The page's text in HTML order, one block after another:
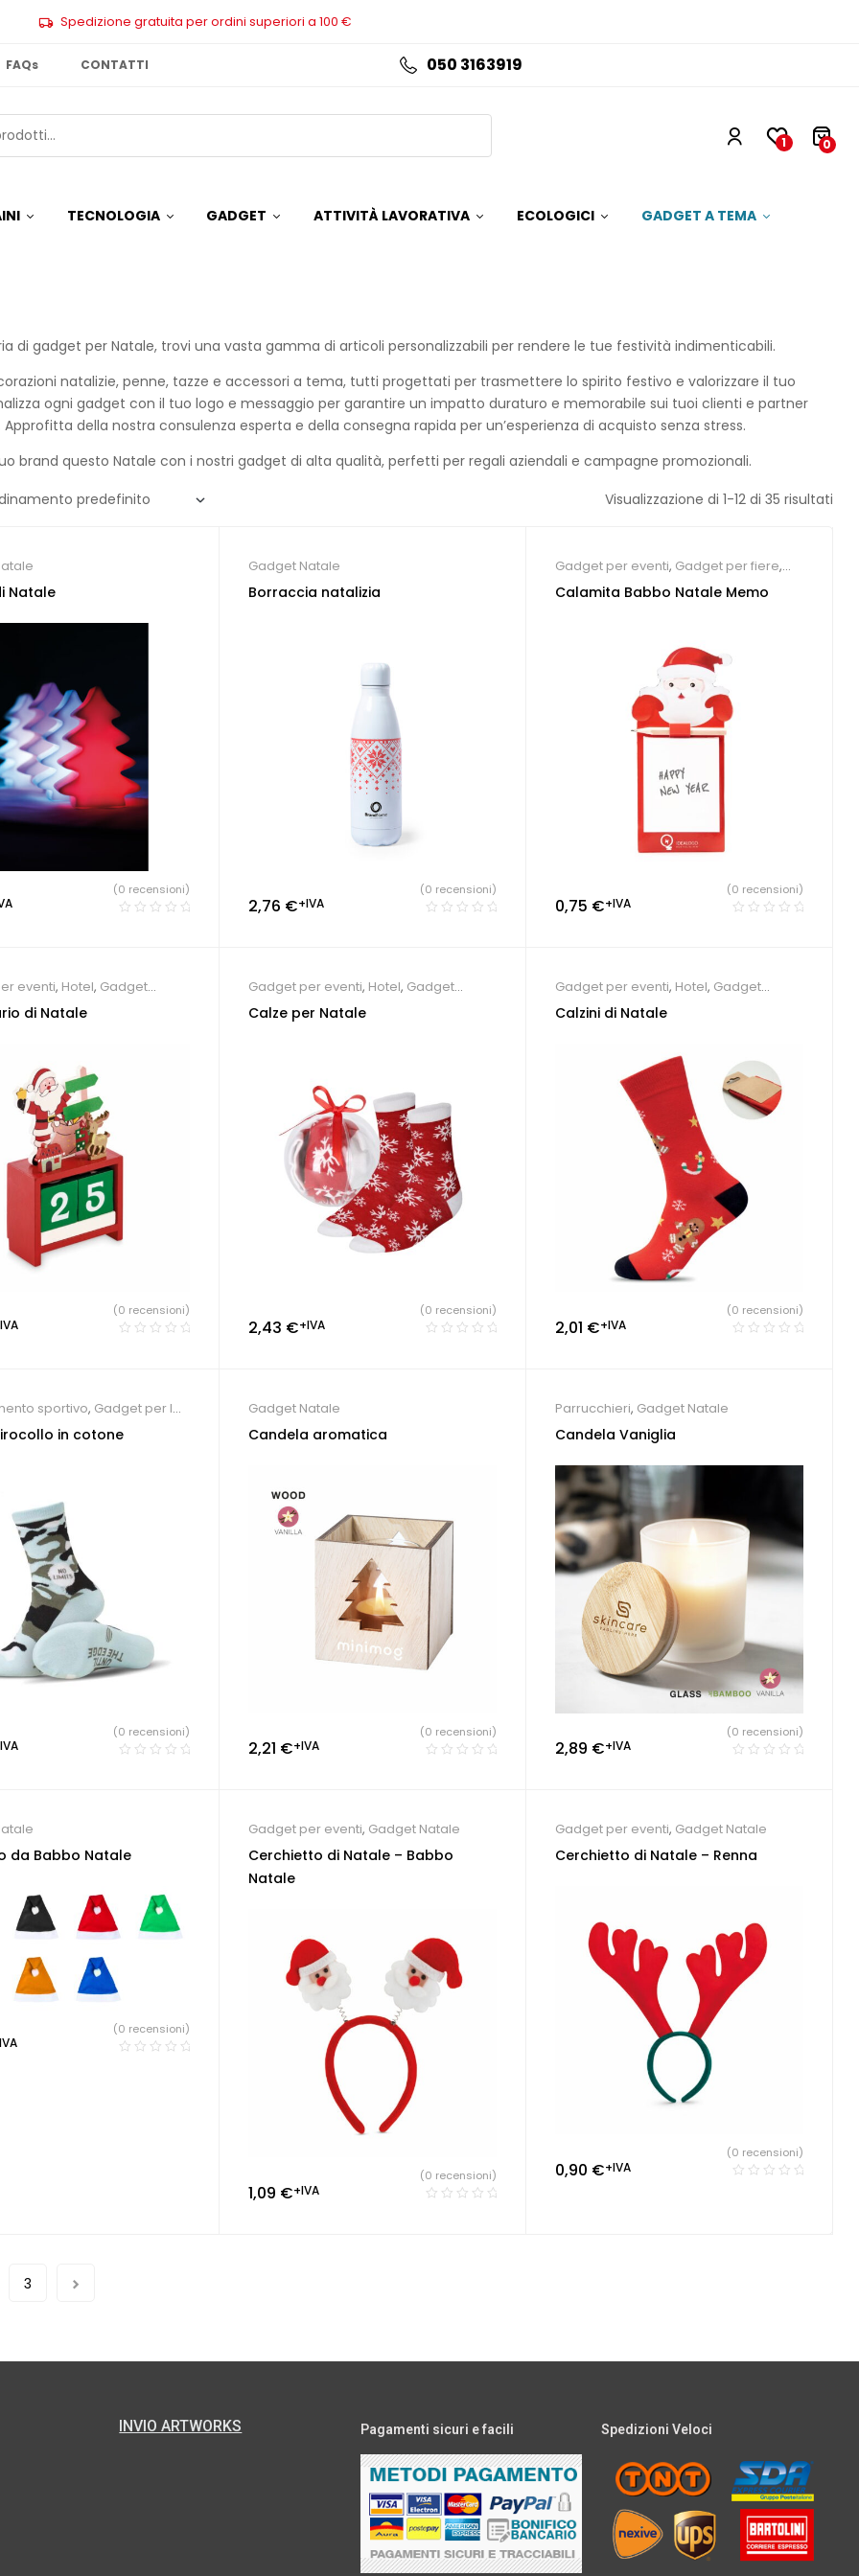
Spedizione gratuita per ordini superiori a 100 €
FAQs CONTATTI 050 3163919
1 0
TECNOLOGIA GADGET ATTIVITÀ LAVORATIVA ECOLOGICI GADGET A TEMA
di gadget per Natale, trovi una vasta gamma di articoli personalizzabili per rendere le tue festività indimenticabili.
natalizie, penne, tazze e accessori a tema, tutti progettati per trasmettere lo spirito festivo e valorizzare il tuo
ogni gadget con il tuo logo e messaggio per garantire un impatto duraturo e memorabile sui tuoi clienti e partner
della nostra consulenza esperta e della consegna rapida per un’esperienza di acquisto senza stress.
brand questo Natale con i nostri gadget di alta qualità, perfetti per regali aziendali e campagne promozionali.
Visualizzazione di 1-12 di 35 risultati
Natale
(0 recensioni)
Gadget Natale
Borraccia natalizia
2,76 €+IVA
(0 recensioni)
Gadget per eventi, Gadget per fiere,
Gadget Natale
Calamita Babbo Natale Memo
0,75 €+IVA
(0 recensioni)
eventi, Hotel, Gadget
di Natale
(0 recensioni)
Gadget per eventi, Hotel, Gadget
Natale
Calze per Natale
2,43 €+IVA
(0 recensioni)
Gadget per eventi, Hotel, Gadget
Natale
Calzini di Natale
2,01 €+IVA
(0 recensioni)
sportivo, Gadget per la
Gadget Natalein cotone
(0 recensioni)
Gadget Natale
Candela aromatica
2,21 €+IVA
(0 recensioni)
Parrucchieri, Gadget Natale
Candela Vaniglia
2,89 €+IVA
(0 recensioni)
da Babbo Natale
(0 recensioni)
Gadget per eventi, Gadget Natale
Cerchietto di Natale – Babbo
Natale
1,09 €+IVA
(0 recensioni)
Gadget per eventi, Gadget Natale
Cerchietto di Natale – Renna
0,90 €+IVA
(0 recensioni)
3
INVIO ARTWORKS Pagamenti sicuri e facili Spedizioni Veloci